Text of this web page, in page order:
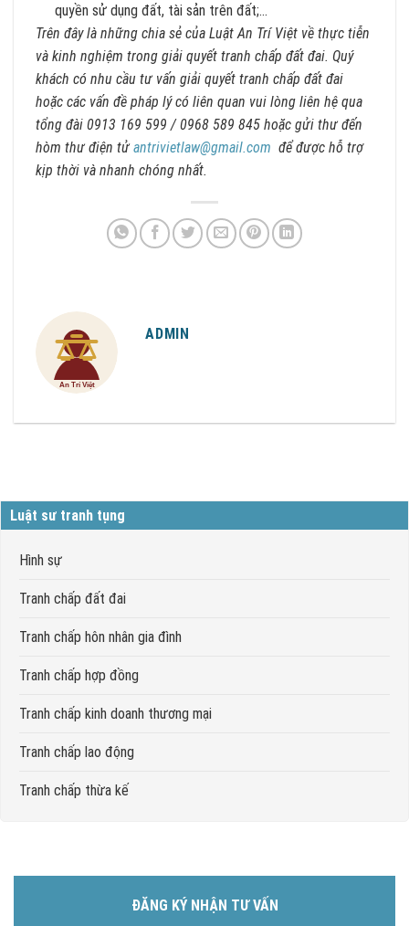
quyền sử dụng đất, tài sản trên đất;…
Trên đây là những chia sẻ của Luật An Trí Việt về thực tiễn
và kinh nghiệm trong giải quyết tranh chấp đất đai. Quý
khách có nhu cầu tư vấn giải quyết tranh chấp đất đai
hoặc các vấn đề pháp lý có liên quan vui lòng liên hệ qua
tổng đài 0913 169 599 / 0968 589 845 hoặc gửi thư đến
hòm thư điện tửantrivietlaw@gmail.com để được hỗ trợ
kịp thời và nhanh chóng nhất.
ADMIN
Luật sư tranh tụng
Hình sự
Tranh chấp đất đai
Tranh chấp hôn nhân gia đình
Tranh chấp hợp đồng
Tranh chấp kinh doanh thương mại
Tranh chấp lao động
Tranh chấp thừa kế
ĐĂNG KÝ NHẬN TƯ VẤN